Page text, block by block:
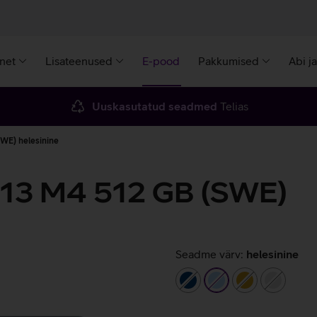
Lisateenused E-pood Pakkumised Abi
Uuskasutatud seadmed Telias
helesinine
M4 512 GB (SWE)
Seadme värv: helesinine
tumesinine
helesininekuldne